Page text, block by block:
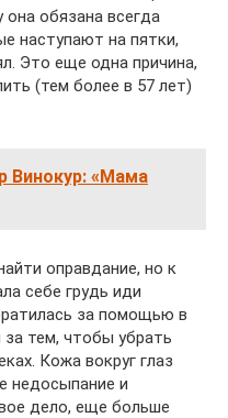
она обязана всегда
наступают на пятки,
Это еще одна причина,
(тем более в 57 лет)
Винокур: «Мама
оправдание, но к
себе грудь иди
за помощью в
за тем, чтобы убрать
Кожа вокруг глаз
недосыпание и
дело, еще больше